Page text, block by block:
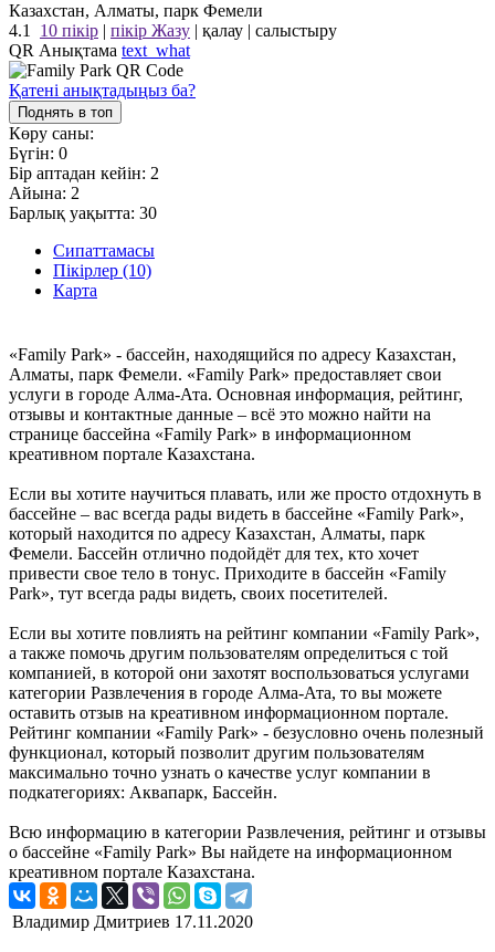
Казахстан, Алматы, парк Фемели
4.1
10 пікір | пікір Жазу | қалау | салыстыру
QR Анықтама text_what
Қатені анықтадыңыз ба?
Поднять в топ
Көру саны:
Бүгін: 0
Бір аптадан кейін: 2
Айына: 2
Барлық уақытта: 30
Сипаттамасы
Пікірлер (10)
Карта
«Family Park» - бассейн, находящийся по адресу Казахстан,
Алматы, парк Фемели. «Family Park» предоставляет свои
услуги в городе Алма-Ата. Основная информация, рейтинг,
отзывы и контактные данные – всё это можно найти на
странице бассейна «Family Park» в информационном
креативном портале Казахстана.
Если вы хотите научиться плавать, или же просто отдохнуть в
бассейне – вас всегда рады видеть в бассейне «Family Park»,
который находится по адресу Казахстан, Алматы, парк
Фемели. Бассейн отлично подойдёт для тех, кто хочет
привести свое тело в тонус. Приходите в бассейн «Family
Park», тут всегда рады видеть, своих посетителей.
Если вы хотите повлиять на рейтинг компании «Family Park»,
а также помочь другим пользователям определиться с той
компанией, в которой они захотят воспользоваться услугами
категории Развлечения в городе Алма-Ата, то вы можете
оставить отзыв на креативном информационном портале.
Рейтинг компании «Family Park» - безусловно очень полезный
функционал, который позволит другим пользователям
максимально точно узнать о качестве услуг компании в
подкатегориях: Аквапарк, Бассейн.
Всю информацию в категории Развлечения, рейтинг и отзывы
о бассейне «Family Park» Вы найдете на информационном
креативном портале Казахстана.
Владимир Дмитриев 17.11.2020